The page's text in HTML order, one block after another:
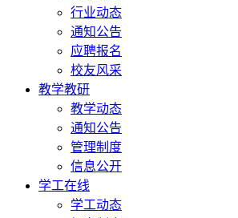
行业动态
通知公告
应聘报名
校友风采
教学教研
教学动态
通知公告
管理制度
信息公开
学工在线
学工动态